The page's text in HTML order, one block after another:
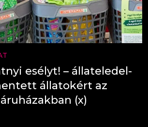
esélyt! – állateledel-
állatokért az
áruházakban (x)